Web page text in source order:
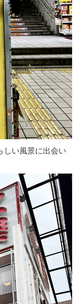
い風景に出会い